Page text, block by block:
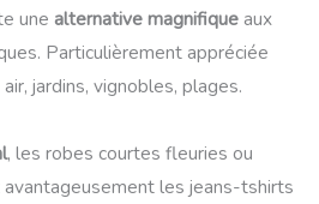
une alternative magnifiqueaux
Particulièrement appréciée
jardins, vignobles, plages.
, les robes courtes fleuries ou
les jeans-tshirts